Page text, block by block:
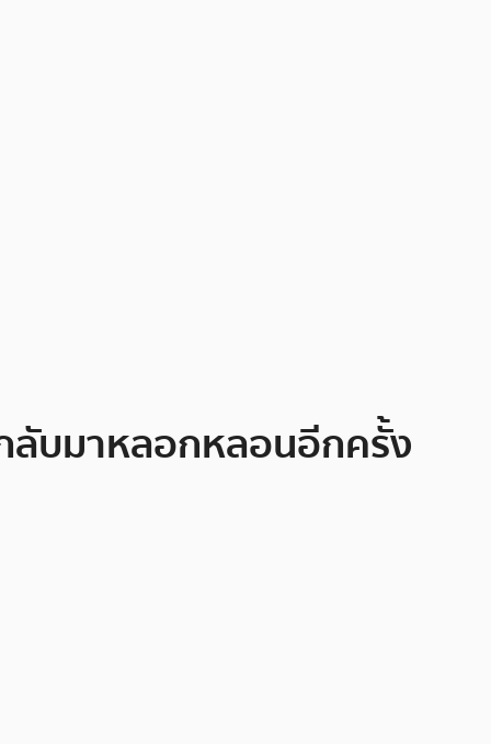
ลับมาหลอกหลอนอีกครั้ง